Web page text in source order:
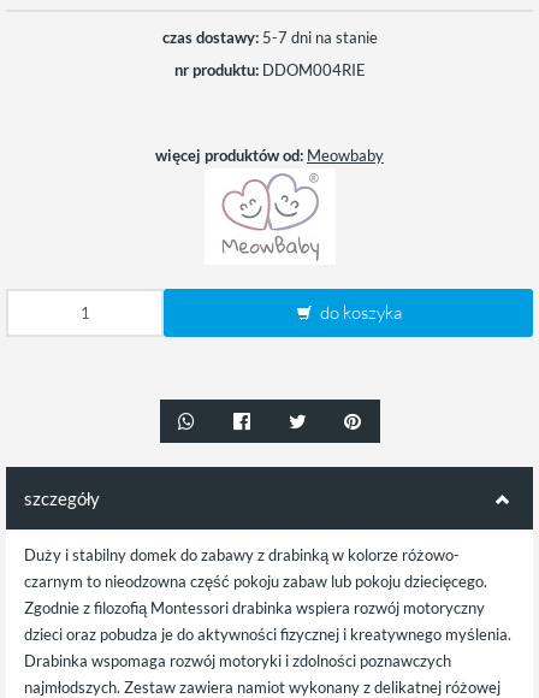
czas dostawy: 5-7 dni na stanie
nr produktu:DDOM004RIE
więcej produktów od: Meowbaby
do koszyka
szczegóły
Duży i stabilny domek do zabawy z drabinką w kolorze różowo-
czarnym to nieodzowna część pokoju zabaw lub pokoju dziecięcego.
Zgodnie z filozofią Montessori drabinka wspiera rozwój motoryczny
dzieci oraz pobudza je do aktywności fizycznej i kreatywnego myślenia.
Drabinka wspomaga rozwój motoryki i zdolności poznawczych
najmłodszych. Zestaw zawiera namiot wykonany z delikatnej różowej